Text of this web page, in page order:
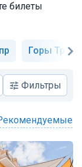
билеты
Горы
Фильтры
рекомендуемые